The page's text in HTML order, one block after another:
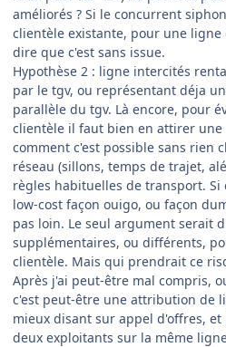
améliorés ? Si le concurrent
clientèle existante, pour une
dire que c'est sans issue.
Hypothèse 2 : ligne intercités
par le tgv, ou représentant déja
parallèle du tgv. Là encore, pour
clientèle il faut bien en attirer une
comment c'est possible sans rien
réseau (sillons, temps de trajet,
règles habituelles de transport.
low-cost façon ouigo, ou façon
pas loin. Le seul argument serait
supplémentaires, ou différents,
clientèle. Mais qui prendrait ce
Après j'ai peut-être mal compris,
c'est peut-être une attribution de
mieux disant sur appel d'offres,
deux exploitants sur la même